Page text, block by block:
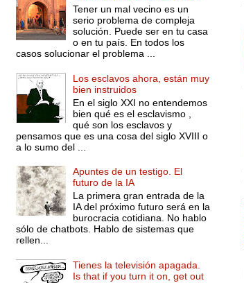
Tener un mal vecino es un
serio problema de compleja
solución. Puede ser en tu casa
o en tu país. En todos los
casos solucionar el problema ...
Los esclavos ahora, están muy
bien instruidos
En el siglo XXI no entendemos
bien qué es el esclavismo ,
qué son los esclavos y
pensamos que es una cosa del siglo XVIII o
a lo sumo del ...
Apuntes de un testigo. El
futuro de la IA
La primera gran entrada de la
IA del próximo futuro será en la
burocracia cotidiana. No hablo
sólo de chatbots. Hablo de sistemas que
rellen...
Tienes la televisión apagada.
Is that if you turn it on, get out